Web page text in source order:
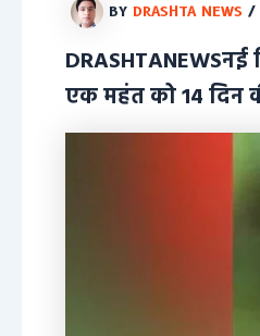
BY DRASHTA NEWS /
एक महंत को 14 दिन